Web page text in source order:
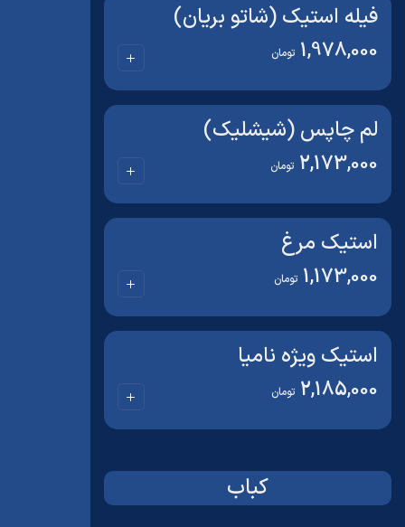
فیله استیک (شاتو بریان)
1,978,000 تومان
لم چاپس (شیشلیک)
2,173,000 تومان
استیک مرغ
1,173,000 تومان
استیک ویژه نامیا
2,185,000 تومان
کباب